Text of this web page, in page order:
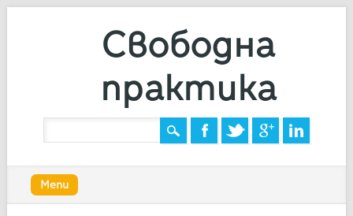
Свободна
практика
Main menu
content
Menu